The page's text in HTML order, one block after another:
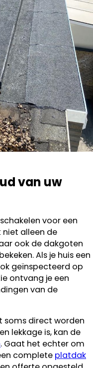
van uw
voor een
niet alleen de
ook de dakgoten
Als je huis een
geïnspecteerd op
ontvang je een
van de
soms direct worden
lekkage is, kan de
. Gaat het echter om
complete platdak